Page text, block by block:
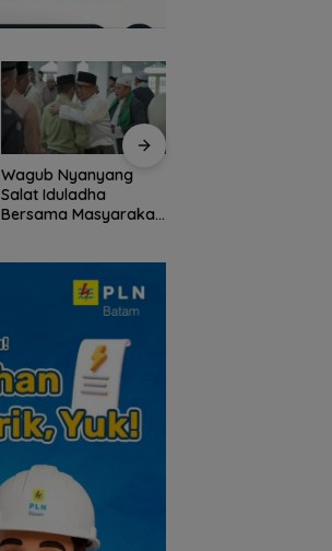
Wagub Nyanyang
Salat Iduladha
Bersama Masyarakat